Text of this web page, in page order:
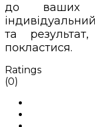
до ваших
та
покластися.
Ratings
(0)